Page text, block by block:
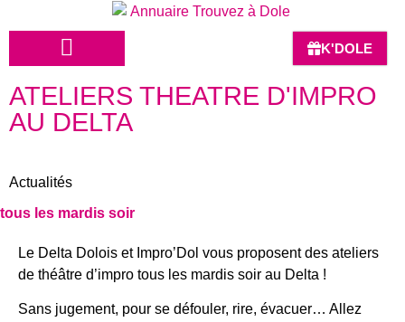
K'DOLE
ATELIERS THEATRE D'IMPRO
AU DELTA
Actualités
tous les mardis soir
Le Delta Dolois et Impro’Dol vous proposent des ateliers
de théâtre d’impro tous les mardis soir au Delta !
Sans jugement, pour se défouler, rire, évacuer… Allez